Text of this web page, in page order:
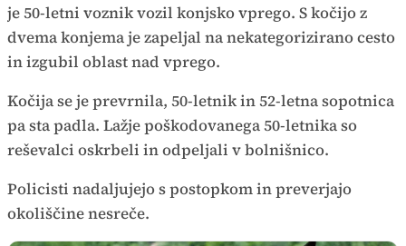
je 50-letni voznik vozil konjsko vprego. S kočijo z
dvema konjema je zapeljal na nekategorizirano cesto
in izgubil oblast nad vprego.
Kočija se je prevrnila, 50-letnik in 52-letna sopotnica
pa sta padla. Lažje poškodovanega 50-letnika so
reševalci oskrbeli in odpeljali v bolnišnico.
Policisti nadaljujejo s postopkom in preverjajo
okoliščine nesreče.